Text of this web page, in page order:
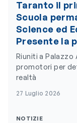
Taranto il
Scuola
Science ed
Presente la
Riuniti a
promotori per
realtà
27 Luglio 2026
NOTIZIE